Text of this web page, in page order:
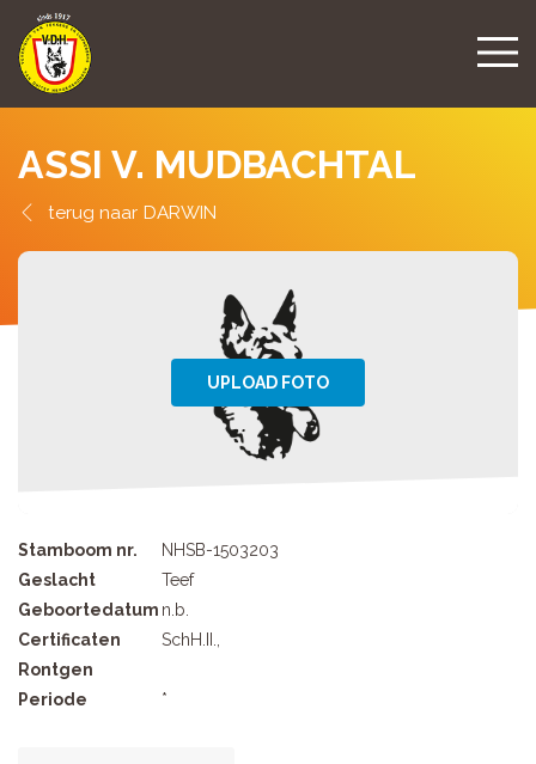
ASSI V. MUDBACHTAL
DARWIN
Stamboom nr.
NHSB-1503203
Geslacht
Teef
Geboortedatum n.b.
Certificaten
SchH.II.,
Rontgen
Periode
*